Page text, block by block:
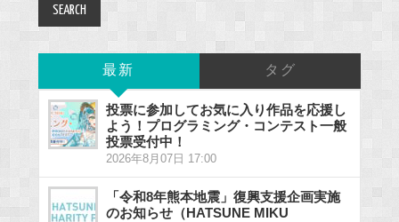
最新 タグ
投票に参加してお気に入り作品を応援し
よう！プログラミング・コンテスト一般
投票受付中！
2026年8月07日 17:00
「令和8年熊本地震」復興支援企画実施
のお知らせ（HATSUNE MIKU